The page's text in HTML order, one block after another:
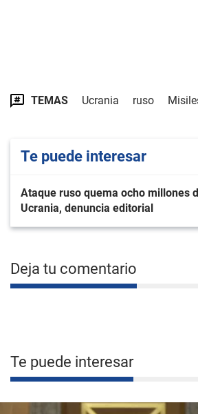
TEMAS Ucrania ruso
Te puede interesar
Ataque ruso quema ocho millones
Ucrania, denuncia editorial
Deja tu comentario
Te puede interesar